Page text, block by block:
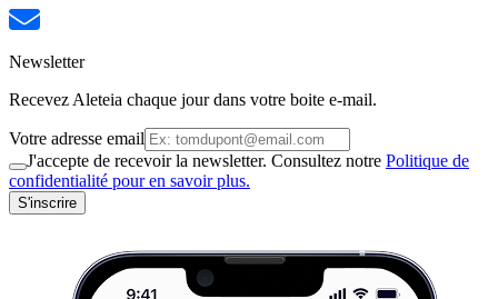
Newsletter
Recevez Aleteia chaque jour dans votre boite e-mail.
Votre adresse email
J'accepte de recevoir la newsletter. Consultez notre Politique de
confidentialité pour en savoir plus.
S'inscrire